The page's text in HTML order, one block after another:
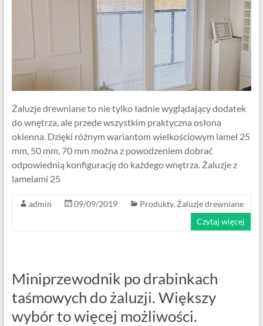
Żaluzje drewniane to nie tylko ładnie wyglądający dodatek
do wnętrza, ale przede wszystkim praktyczna osłona
okienna. Dzięki różnym wariantom wielkościowym lamel 25
mm, 50 mm, 70 mm można z powodzeniem dobrać
odpowiednią konfigurację do każdego wnętrza. Żaluzje z
lamelami 25
admin 09/09/2019 Produkty, Żaluzje drewniane
Czytaj więcej
Miniprzewodnik po drabinkach
taśmowych do żaluzji. Większy
wybór to więcej możliwości.